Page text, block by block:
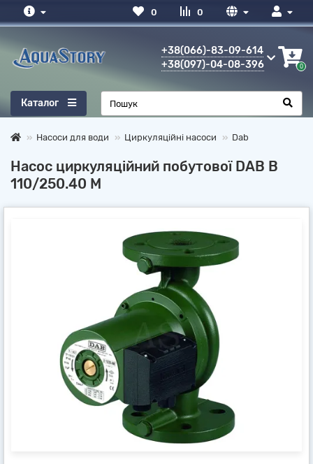
0
0
+38(066)-83-09-614
+38(097)-04-08-396
0
Каталог
Насоси для води Циркуляційні насоси Dab
Насос циркуляційний побутової DAB B
110/250.40 M